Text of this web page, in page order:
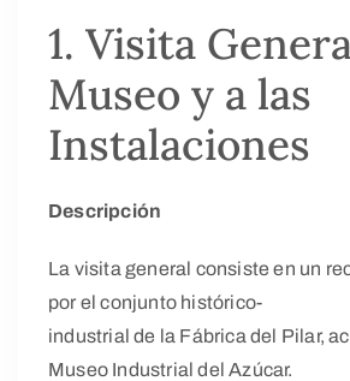
1. Visita
Museo y a las
Instalaciones
Descripción
La visita general consiste en un
por el conjunto histórico-
industrial de la Fábrica del Pilar,
Museo Industrial del Azúcar.